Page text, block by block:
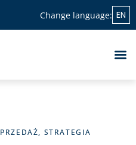
Change language: EN
, STRATEGIA